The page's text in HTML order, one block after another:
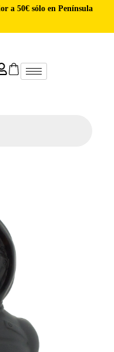
a 50€ sólo en Península